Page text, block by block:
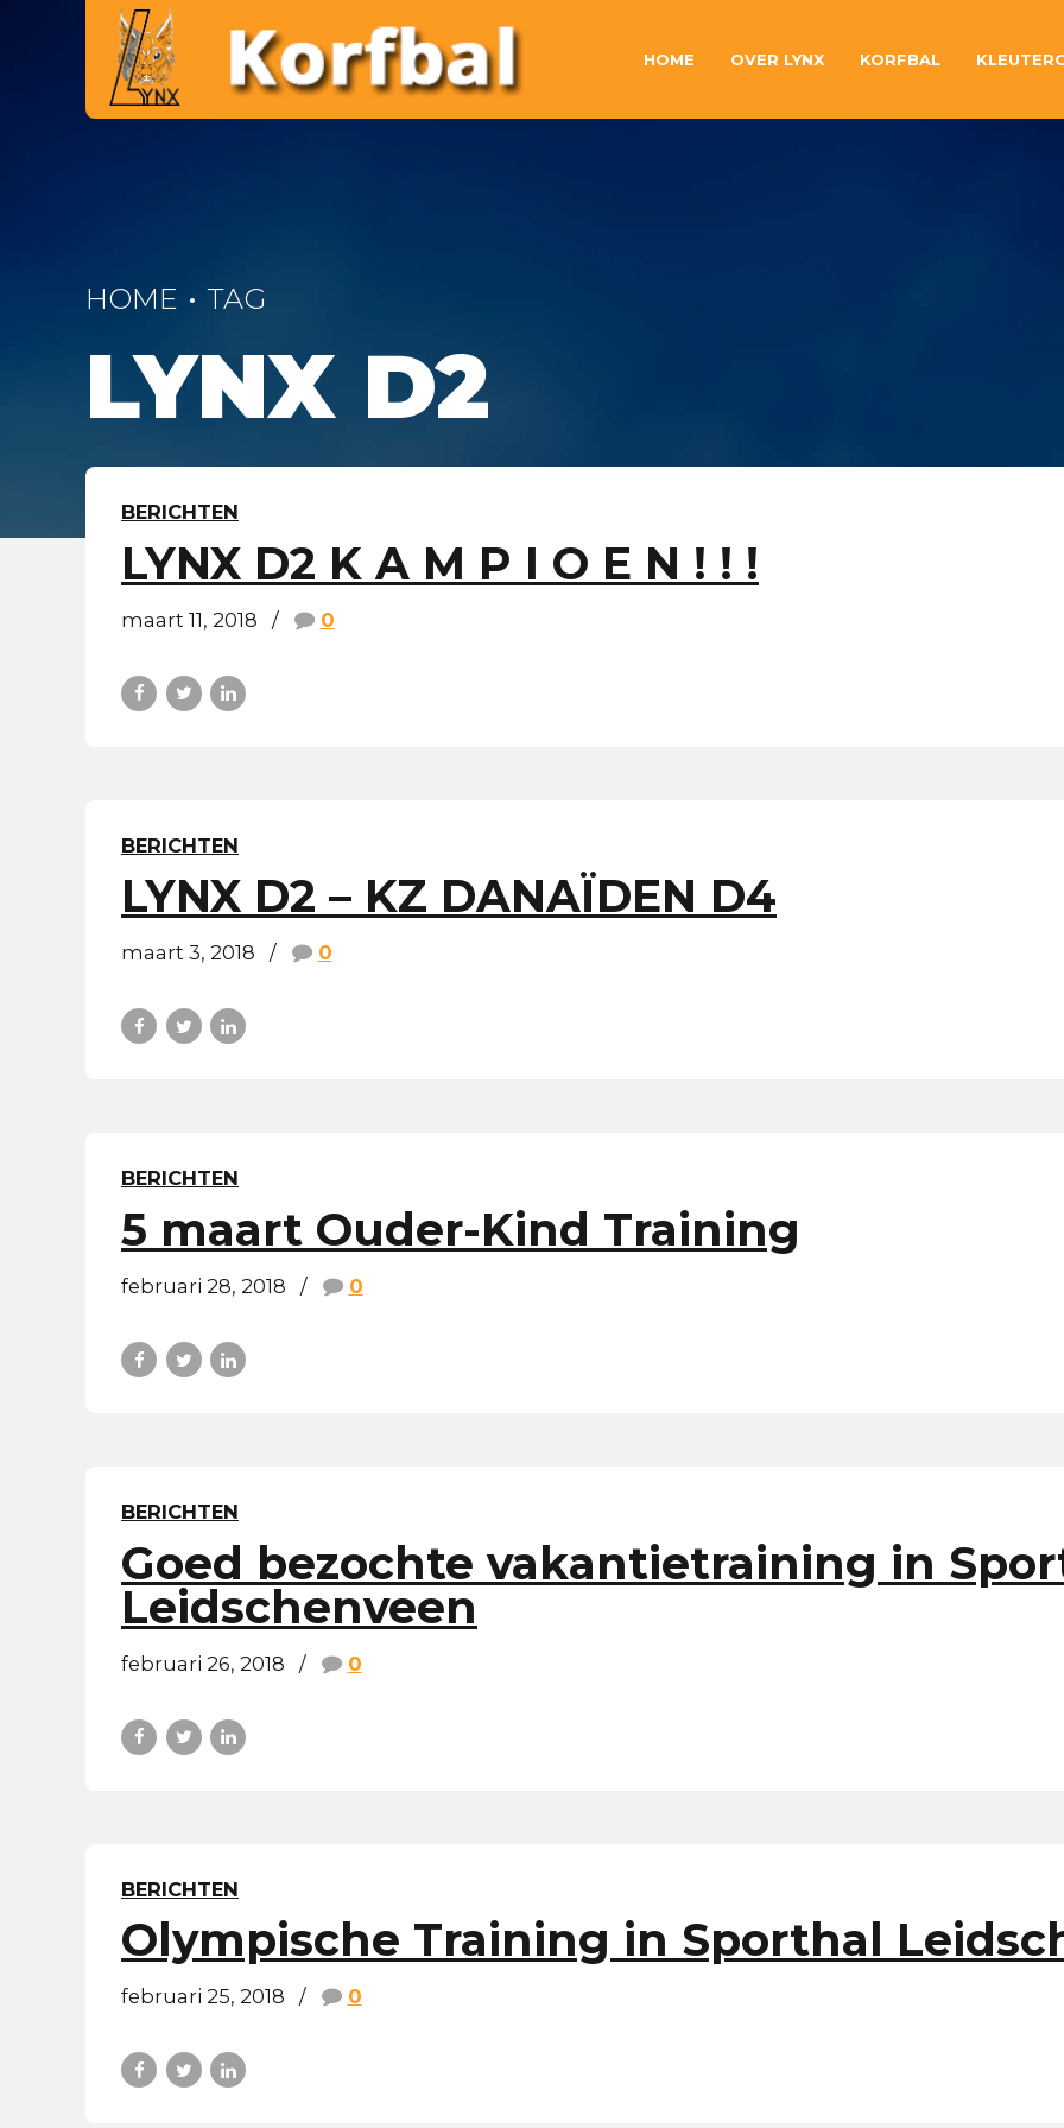
HOME OVER LYNX KORFBAL
HOME TAG
LYNX D2
BERICHTEN
LYNX D2 K A M P I O E N ! ! !
maart 11, 2018 0
BERICHTEN
LYNX D2 – KZ DANAÏDEN D4
maart 3, 2018 0
BERICHTEN
5 maart Ouder-Kind Training
februari 28, 2018 0
BERICHTEN
Goed bezochte vakantietraining in
Leidschenveen
februari 26, 2018 0
BERICHTEN
Olympische Training in Sporthal
februari 25, 2018 0